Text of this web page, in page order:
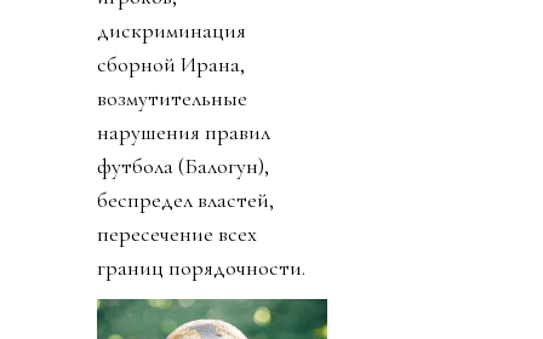
дискриминация
сборной Ирана,
возмутительные
нарушения правил
футбола (Балогун),
беспредел властей,
пересечение всех
границ порядочности.